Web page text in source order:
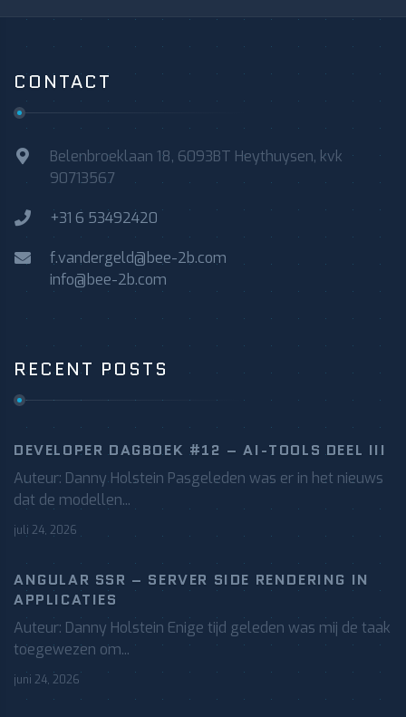
CONTACT
Belenbroeklaan 18, 6093BT Heythuysen, kvk
90713567
+31 6 53492420
f.vandergeld@bee-2b.com
info@bee-2b.com
RECENT POSTS
DEVELOPER DAGBOEK #12 – AI-TOOLS DEEL III
Auteur: Danny Holstein Pasgeleden was er in het nieuws
dat de modellen...
juli 24, 2026
ANGULAR SSR – SERVER SIDE RENDERING IN
APPLICATIES
Auteur: Danny Holstein Enige tijd geleden was mij de taak
toegewezen om...
juni 24, 2026